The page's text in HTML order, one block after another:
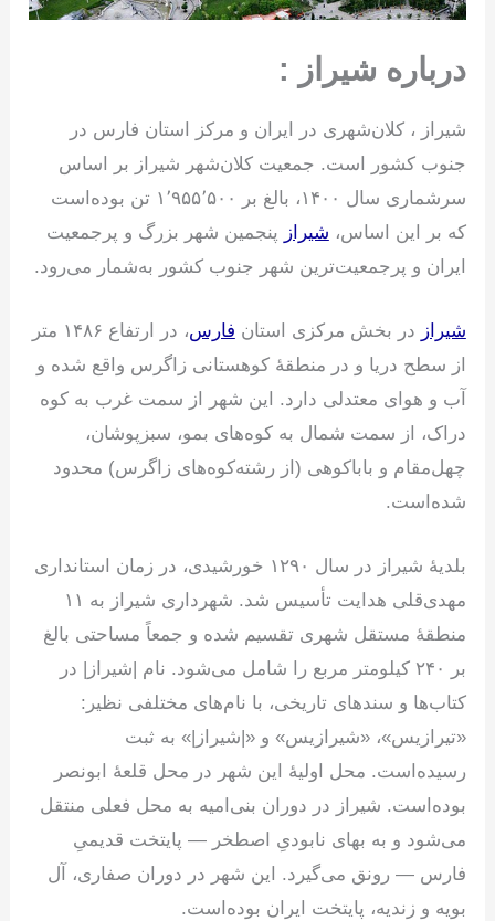
درباره شیراز :
شیراز ، کلان‌شهری در ایران و مرکز استان فارس در
جنوب کشور است. جمعیت کلان‌شهر شیراز بر اساس
سرشماری سال ۱۴۰۰، بالغ بر ۱٬۹۵۵٬۵۰۰ تن بوده‌است
که بر این اساس، شیراز پنجمین شهر بزرگ و پرجمعیت
ایران و پرجمعیت‌ترین شهر جنوب کشور به‌شمار می‌رود.
شیراز در بخش مرکزی استان فارس
، در ارتفاع ۱۴۸۶ متر
از سطح دریا و در منطقهٔ کوهستانی زاگرس واقع شده و
آب و هوای معتدلی دارد. این شهر از سمت غرب به کوه
دراک، از سمت شمال به کوه‌های بمو، سبزپوشان،
چهل‌مقام و باباکوهی (از رشته‌کوه‌های زاگرس) محدود
شده‌است.
بلدیهٔ شیراز در سال ۱۲۹۰ خورشیدی، در زمان استانداری
مهدی‌قلی هدایت تأسیس شد. شهرداری شیراز به ۱۱
منطقهٔ مستقل شهری تقسیم شده و جمعاً مساحتی بالغ
بر ۲۴۰ کیلومتر مربع را شامل می‌شود. نام |شیراز| در
کتاب‌ها و سندهای تاریخی، با نام‌های مختلفی نظیر:
«تیرازیس»، «شیرازیس» و «|شیراز|» به ثبت
رسیده‌است. محل اولیهٔ این شهر در محل قلعهٔ ابونصر
بوده‌است. شیراز در دوران بنی‌امیه به محل فعلی منتقل
می‌شود و به بهای نابودیِ اصطخر — پایتخت قدیمیِ
فارس — رونق می‌گیرد. این شهر در دوران صفاری، آل
بویه و زندیه، پایتخت ایران بوده‌است.